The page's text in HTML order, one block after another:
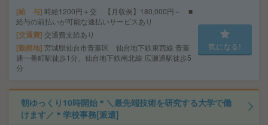
給 与 時給1200円＋交 【月収例】180,000円～ ■
給与の前払いが可能な速払いサービスあり
交通費 交通費支給あり
勤務地 宮城県仙台市青葉区 仙台地下鉄東西線 青葉
通一番町駅徒歩1分、仙台地下鉄南北線 広瀬通駅徒歩5
分
気になる!
朝ゆっくり10時開始＊＼最先端技術を研究する大学で働
けます／＊学校事務[派遣]